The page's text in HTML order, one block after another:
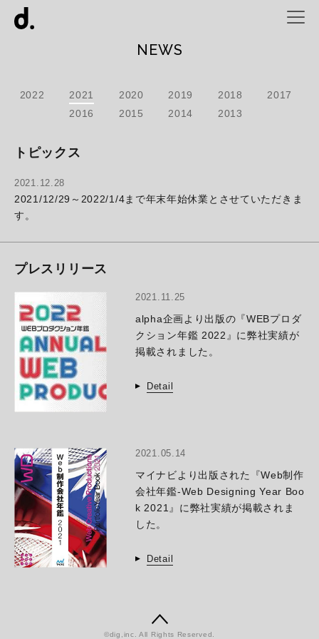
NEWS
2022 2021 2020 2019 2018
2017
2016
2015 2014 2013
トピックス
2021.12.28
2021/12/29～2022/1/4まで年末年始休業とさせていただきま
す。
プレスリリース
2021.11.25
alpha企画より出版の『WEBプロダ
クション年鑑 2022』に弊社実績が
掲載されました。
Detail
2021.05.14
マイナビより出版された『Web制作
会社年鑑-Web Designing Year Boo
k 2021』に弊社実績が掲載されま
した。
Detail
©dig,inc. All Rights Reserved.